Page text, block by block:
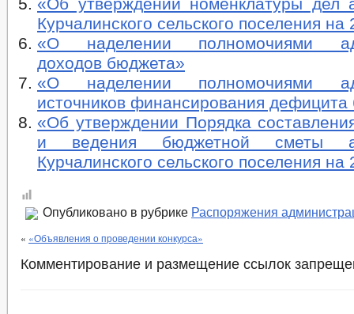
Курчалинского сельского поселения на
«О наделении полномочиями
доходов бюджета»
«О наделении полномочиями
источников финансирования
«Об утверждении Порядка
и ведения бюджетной сметы
Курчалинского сельского поселения на
Опубликовано в рубрике Распоряжения
« «Объявления о проведении конкурса»
Комментирование и размещение ссылок